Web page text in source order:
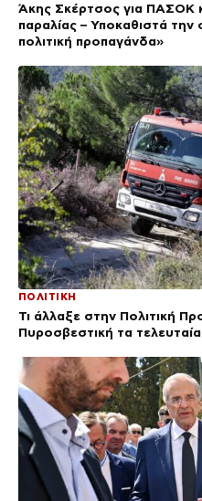
Άκης Σκέρτσος για ΠΑΣΟΚ
παραλίας – Υποκαθιστά την
πολιτική προπαγάνδα»
ΠΟΛΙΤΙΚΗ
Τι άλλαξε στην Πολιτική
Πυροσβεστική τα